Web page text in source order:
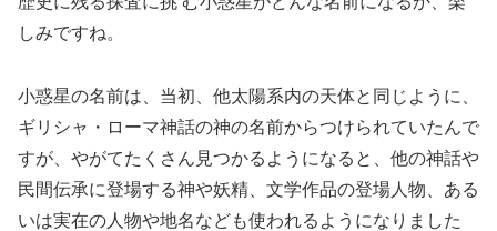
しみですね。
小惑星の名前は、当初、他太陽系内の天体と同じように、
ギリシャ・ローマ神話の神の名前からつけられていたんで
すが、やがてたくさん見つかるようになると、他の神話や
民間伝承に登場する神や妖精、文学作品の登場人物、ある
いは実在の人物や地名なども使われるようになりました